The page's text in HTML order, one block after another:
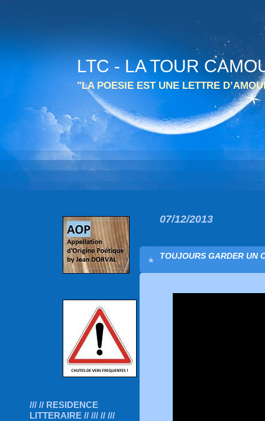
LTC - LA TOUR
"LA POESIE EST UNE LETTRE
/// // RESIDENCE
LITTERAIRE // /// // ///
07/12/2013
TOUJOURS GARDER UN